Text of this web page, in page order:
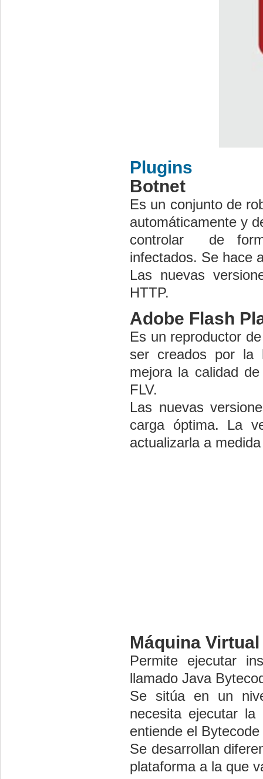
Plugins
Botnet
Es un conjunto de
automáticamente y
controlar de
infectados. Se hace
Las nuevas
HTTP.
Adobe Flash
Es un reproductor
ser creados por la
mejora la calidad
FLV.
Las nuevas
carga óptima. La
actualizarla a
Máquina
Permite ejecutar
llamado Java
Se sitúa en un
necesita ejecutar la
entiende el
Se desarrollan
plataforma a la que